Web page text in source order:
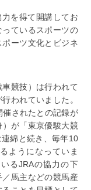
を得て開講してお
ているスポーツの
ーツ文化とビジネ
競技）は行われて
われていました。
されたとの記録が
が「東京優駿大競
綿と続き、毎年10
ようになっていま
るJRAの協力の下
馬主などの競馬産